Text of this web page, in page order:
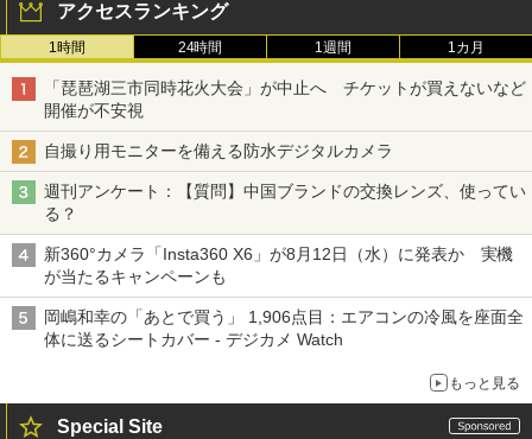
アクセスランキング
1時間 24時間 1週間 1カ月
「琵琶湖三市同時花火大会」が中止へ チケットが買えないなど
開催が不安視
自撮り用モニターを備える防水デジタルカメラ
週刊アンケート：【質問】中国ブランドの交換レンズ、使ってい
る？
新360°カメラ「Insta360 X6」が8月12日（水）に発表か 実機
が当たるキャンペーンも
岡嶋和幸の「あとで買う」 1,906点目：エアコンの冷風を座面全
体に送るシートカバー - デジカメ Watch
もっと見る
Special Site